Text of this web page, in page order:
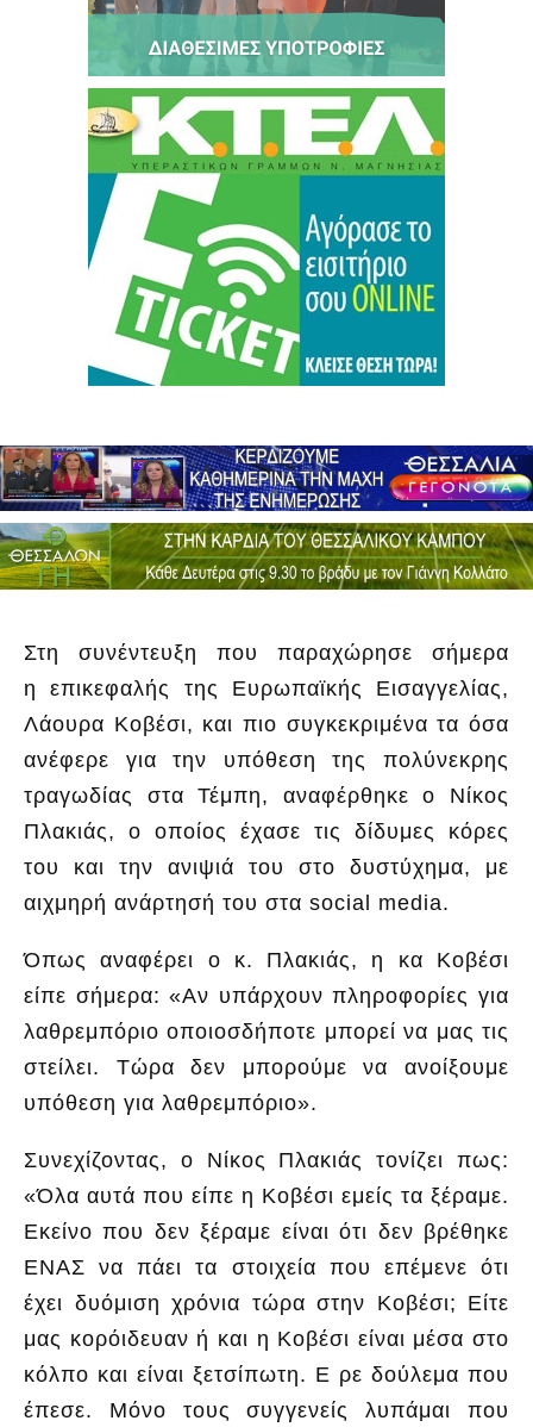
Στη συνέντευξη που παραχώρησε σήμερα
η επικεφαλής της Ευρωπαϊκής Εισαγγελίας,
Λάουρα Κοβέσι, και πιο συγκεκριμένα τα όσα
ανέφερε για την υπόθεση της πολύνεκρης
τραγωδίας στα Τέμπη, αναφέρθηκε ο Νίκος
Πλακιάς, ο οποίος έχασε τις δίδυμες κόρες
του και την ανιψιά του στο δυστύχημα, με
αιχμηρή ανάρτησή του στα social media.
Όπως αναφέρει ο κ. Πλακιάς, η κα Κοβέσι
είπε σήμερα: «Αν υπάρχουν πληροφορίες για
λαθρεμπόριο οποιοσδήποτε μπορεί να μας τις
στείλει. Τώρα δεν μπορούμε να ανοίξουμε
υπόθεση για λαθρεμπόριο».
Συνεχίζοντας, ο Νίκος Πλακιάς τονίζει πως:
«Όλα αυτά που είπε η Κοβέσι εμείς τα ξέραμε.
Εκείνο που δεν ξέραμε είναι ότι δεν βρέθηκε
ΕΝΑΣ να πάει τα στοιχεία που επέμενε ότι
έχει δυόμιση χρόνια τώρα στην Κοβέσι; Είτε
μας κορόιδευαν ή και η Κοβέσι είναι μέσα στο
κόλπο και είναι ξετσίπωτη. Ε ρε δούλεμα που
έπεσε. Μόνο τους συγγενείς λυπάμαι που